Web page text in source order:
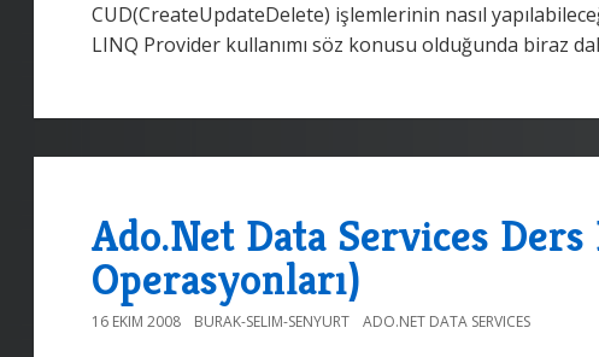
CUD(CreateUpdateDelete) işlemlerinin nasıl
LINQ Provider kullanımı söz konusu olduğunda biraz
Ado.Net Data Services
Operasyonları)
16 EKIM 2008 BURAK-SELIM-SENYURT ADO.NET DATA SERVICES